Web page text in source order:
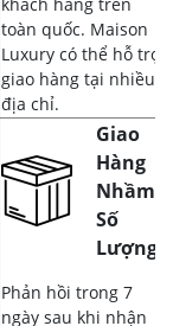
toàn quốc. Maison
Luxury có thể hỗ trợ
giao hàng tại nhiều
địa chỉ.
Giao
Hàng
Nhầm,
Số
Lượng
Phản hồi trong 7
ngày sau khi nhận